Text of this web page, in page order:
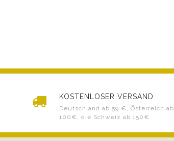
KOSTENLOSER VERSAND
Deutschland ab 59 €, Österreich ab
100€, die Schweiz ab 150€